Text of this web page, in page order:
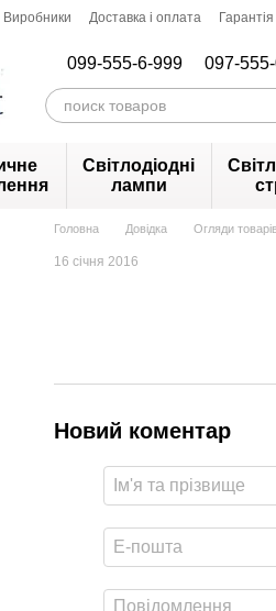
Виробники Доставка і оплата
099-555-6-999 097-
Світлодіодні
лампи
Головна Довідка Огляди товарів
16 cічня 2016
Новий коментар